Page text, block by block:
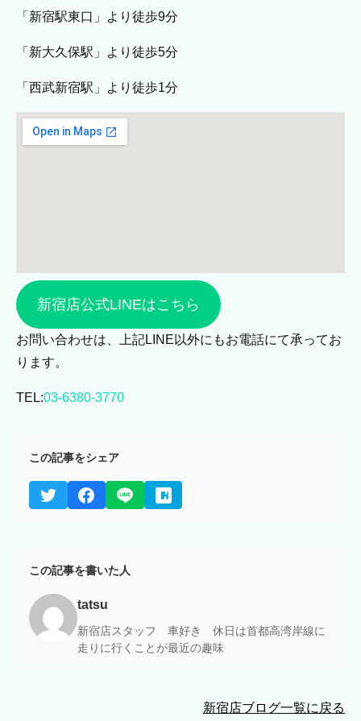
「新宿駅東口」より徒歩9分
「新大久保駅」より徒歩5分
「西武新宿駅」より徒歩1分
新宿店公式LINEはこちら
お問い合わせは、上記LINE以外にもお電話にて承ってお
ります。
TEL:03-6380-3770
この記事をシェア
この記事を書いた人
tatsu
新宿店スタッフ 車好き 休日は首都高湾岸線に
走りに行くことが最近の趣味
新宿店ブログ一覧に戻る